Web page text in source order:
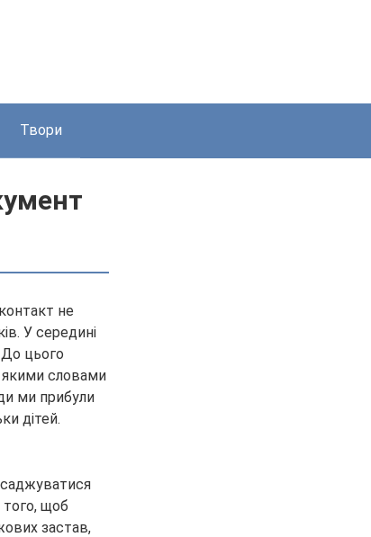
Твори
не
У середині
До цього
якими словами
ми прибули
дітей.
того, щоб
застав,